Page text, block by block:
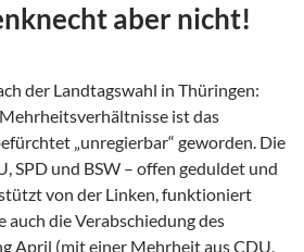
aber nicht!
der Landtagswahl in Thüringen:
ist das
„unregierbar“ geworden. Die
SPD und BSW – offen geduldet und
von der Linken, funktioniert
auch die Verabschiedung des
April (mit einer Mehrheit aus CDU,